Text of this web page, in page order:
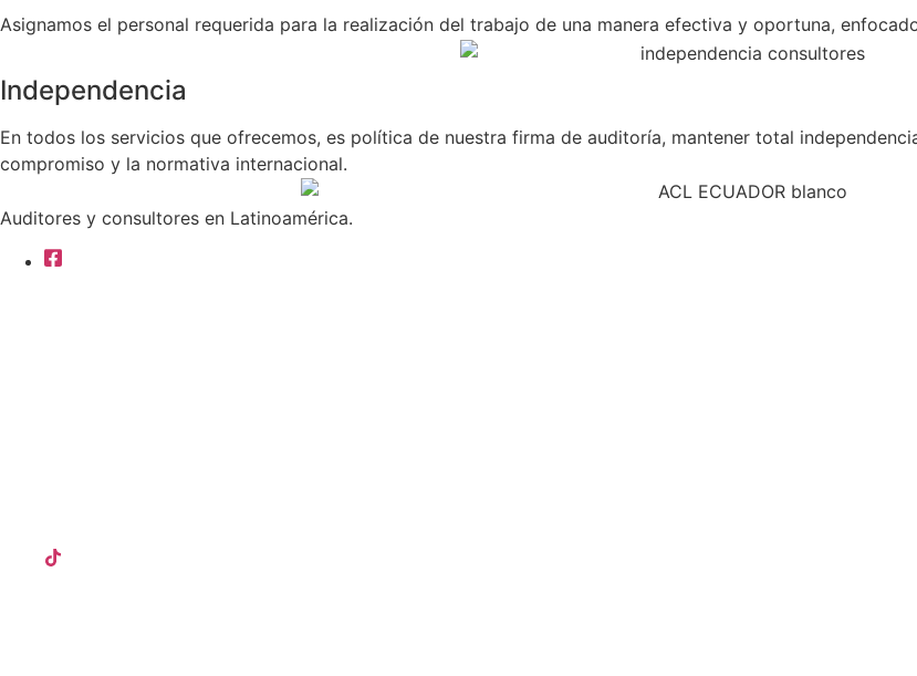
Asignamos el personal requerida para la realización del trabajo de una manera efectiva y oportuna,
Independencia
En todos los servicios que ofrecemos, es política de nuestra firma de auditoría, mantener total
compromiso y la normativa internacional.
Auditores y consultores en Latinoamérica.